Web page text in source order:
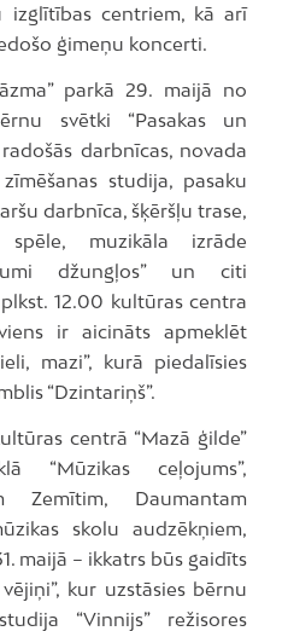
izglītības centriem, kā arī
ģimeņu koncerti.
parkā 29. maijā no
svētki “Pasakas un
darbnīcas, novada
studija, pasaku
darbnīca, šķēršļu trase,
spēle, muzikāla izrāde
džungļos” un citi
12.00 kultūras centra
ir aicināts apmeklēt
mazi”, kurā piedalīsies
“Dzintariņš”.
centrā “Mazā ģilde”
“Mūzikas ceļojums”,
Zemītim, Daumantam
skolu audzēkņiem,
maijā – ikkatrs būs gaidīts
kur uzstāsies bērnu
“Vinnijs” režisores